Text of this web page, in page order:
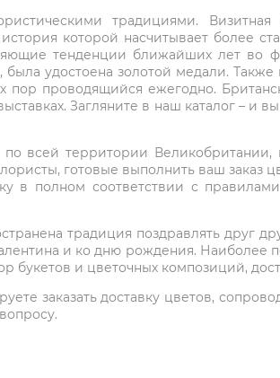
традициями.
которой насчитывает более
тенденции ближайших лет во
удостоена золотой медали.
пор проводящийся ежегодно.
Загляните в наш каталог –
всей территории
готовые выполнить ваш заказ
в полном соответствии с
традиция поздравлять друг
и ко дню рождения. Наиболее
букетов и цветочных композиций,
заказать доставку цветов,